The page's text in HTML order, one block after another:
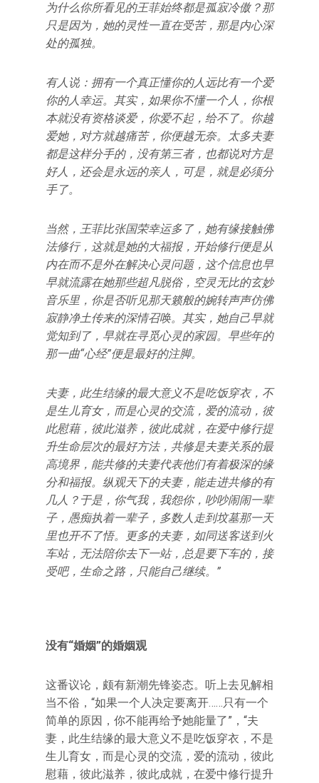
为什么你所看见的王菲始终都是孤寂冷傲？ 那
只是因为，她的灵性一直在受苦，那是内心深
处的孤独。
有人说：拥有一个真正懂你的人远比有一个爱
你的人幸运。 其实，如果你不懂一个人，你根
本就没有资格谈爱，你爱不起，给不了。你越
爱她，对方就越痛苦，你便越无奈。太多夫妻
都是这样分手的，没有第三者，也都说对方是
好人，还会是永远的亲人，可是，就是必须分
手了。
当然，王菲比张国荣幸运多了，她有缘接触佛
法修行，这就是她的大福报，开始修行便是从
内在而不是外在解决心灵问题，这个信息也早
早就流露在她那些超凡脱俗，空灵无比的玄妙
音乐里，你是否听见那天籁般的婉转声声仿佛
寂静净土传来的深情召唤。 其实，她自己早就
觉知到了，早就在寻觅心灵的家园。早些年的
那一曲“心经”便是最好的注脚。
夫妻，此生结缘的最大意义不是吃饭穿衣，不
是生儿育女，而是心灵的交流，爱的流动，彼
此慰藉，彼此滋养，彼此成就，在爱中修行提
升生命层次的最好方法，共修是夫妻关系的最
高境界，能共修的夫妻代表他们有着极深的缘
分和福报。纵观天下的夫妻，能走进共修的有
几人？于是，你气我，我怨你，吵吵闹闹一辈
子，愚痴执着一辈子，多数人走到坟墓那一天
里也开不了悟。更多的夫妻，如同送客送到火
车站，无法陪你去下一站，总是要下车的，接
受吧，生命之路，只能自己继续。”
没有“婚姻”的婚姻观
这番议论，颇有新潮先锋姿态。听上去见解相
当不俗，“如果一个人决定要离开……只有一个
简单的原因，你不能再给予她能量了”，“夫
妻，此生结缘的最大意义不是吃饭穿衣，不是
生儿育女，而是心灵的交流，爱的流动，彼此
慰藉，彼此滋养，彼此成就，在爱中修行提升